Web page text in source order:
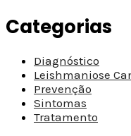
Categorias
Diagnóstico
Leishmaniose
Prevenção
Sintomas
Tratamento